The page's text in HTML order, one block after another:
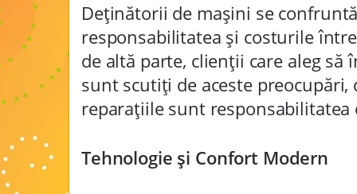
Deținătorii de mașini se
responsabilitatea și costurile
de altă parte, clienții care aleg să
sunt scutiți de aceste
reparațiile sunt
Tehnologie și Confort Modern